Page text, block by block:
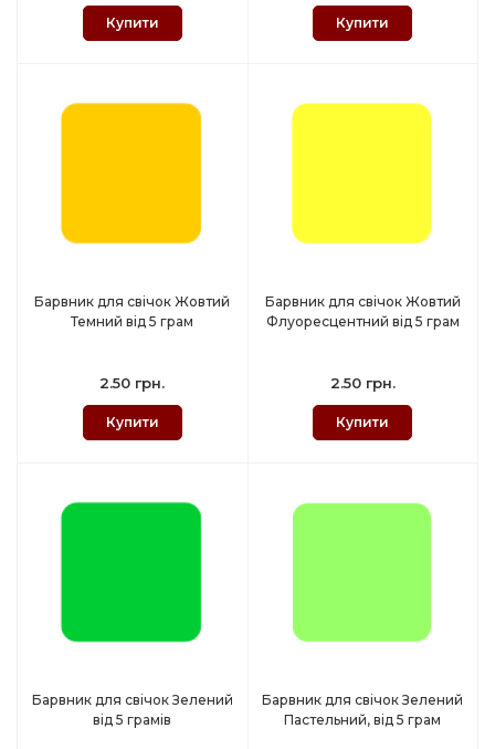
Купити Купити
Барвник для свічок Жовтий
Темний від 5 грам
2.50 грн.
Купити
Барвник для свічок Жовтий
Флуоресцентний від 5 грам
2.50 грн.
Купити
Барвник для свічок Зелений
від 5 грамів
Барвник для свічок Зелений
Пастельний, від 5 грам